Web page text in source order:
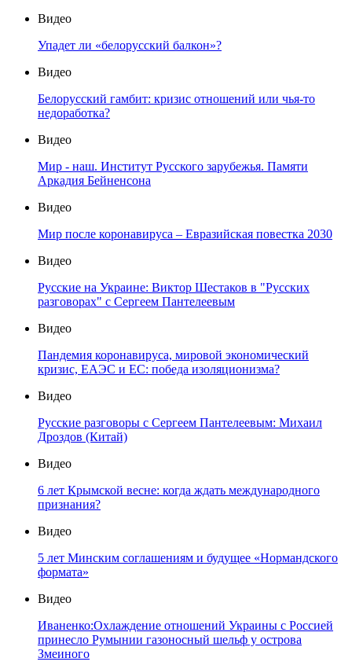
Видео
Упадет ли «белорусский балкон»?
Видео
Белорусский гамбит: кризис отношений или чья-то
недоработка?
Видео
Мир - наш. Институт Русского зарубежья. Памяти
Аркадия Бейненсона
Видео
Мир после коронавируса – Евразийская повестка 2030
Видео
Русские на Украине: Виктор Шестаков в "Русских
разговорах" с Сергеем Пантелеевым
Видео
Пандемия коронавируса, мировой экономический
кризис, ЕАЭС и ЕС: победа изоляционизма?
Видео
Русские разговоры с Сергеем Пантелеевым: Михаил
Дроздов (Китай)
Видео
6 лет Крымской весне: когда ждать международного
признания?
Видео
5 лет Минским соглашениям и будущее «Нормандского
формата»
Видео
Иваненко:Охлаждение отношений Украины с Россией
принесло Румынии газоносный шельф у острова
Змеиного